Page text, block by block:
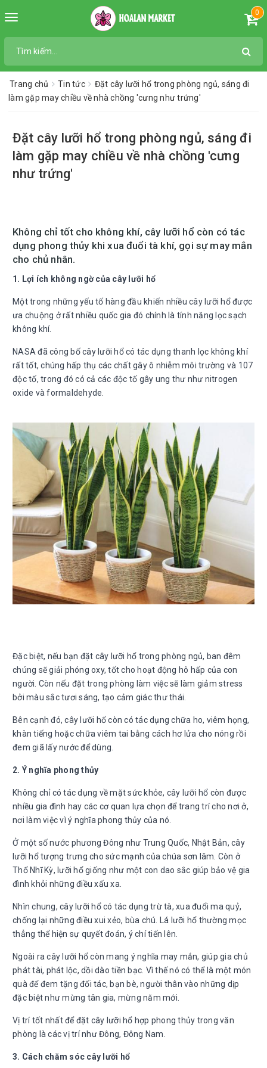
Toggle
0
Trang chủ Tin tức
Đặt cây lưỡi hổ trong phòng ngủ, sáng đi
làm gặp may chiều về nhà chồng 'cưng như trứng'
Đặt cây lưỡi hổ trong phòng ngủ, sáng đi
làm gặp may chiều về nhà chồng 'cưng
như trứng'
Không chỉ tốt cho không khí, cây lưỡi hổ còn có tác
dụng phong thủy khi xua đuổi tà khí, gọi sự may mắn
cho chủ nhân.
1. Lợi ích không ngờ của cây lưỡi hổ
Một trong những yếu tố hàng đầu khiến nhiều cây lưỡi hổ được
ưa chuộng ở rất nhiều quốc gia đó chính là tính năng lọc sạch
không khí.
NASA đã công bố cây lưỡi hổ có tác dụng thanh lọc không khí
rất tốt, chúng hấp thụ các chất gây ô nhiễm môi trường và 107
độc tố, trong đó có cả các độc tố gây ung thư như nitrogen
oxide và formaldehyde.
Đặc biệt, nếu bạn đặt cây lưỡi hổ trong phòng ngủ, ban đêm
chúng sẽ giải phóng oxy, tốt cho hoạt động hô hấp của con
người. Còn nếu đặt trong phòng làm việc sẽ làm giảm stress
bởi màu sắc tươi sáng, tạo cảm giác thư thái.
Bên cạnh đó, cây lưỡi hổ còn có tác dụng chữa ho, viêm họng,
khàn tiếng hoặc chữa viêm tai bằng cách hơ lửa cho nóng rồi
đem giã lấy nước để dùng.
2. Ý nghĩa phong thủy
Không chỉ có tác dụng về mặt sức khỏe, cây lưỡi hổ còn được
nhiều gia đình hay các cơ quan lựa chọn để trang trí cho nơi ở,
nơi làm việc vì ý nghĩa phong thủy của nó.
Ở một số nước phương Đông như Trung Quốc, Nhật Bản, cây
lưỡi hổ tượng trưng cho sức mạnh của chúa sơn lâm. Còn ở
Thổ Nhĩ Kỳ, lưỡi hổ giống như một con dao sắc giúp bảo vệ gia
đình khỏi những điều xấu xa.
Nhìn chung, cây lưỡi hổ có tác dụng trừ tà, xua đuổi ma quỷ,
chống lại những điều xui xẻo, bùa chú. Lá lưỡi hổ thường mọc
thẳng thể hiện sự quyết đoán, ý chí tiến lên.
Ngoài ra cây lưỡi hổ còn mang ý nghĩa may mắn, giúp gia chủ
phát tài, phát lộc, dồi dào tiền bạc. Vì thế nó có thể là một món
quà để đem tặng đối tác, bạn bè, người thân vào những dịp
đặc biệt như mừng tân gia, mừng năm mới.
Vị trí tốt nhất để đặt cây lưỡi hổ hợp phong thủy trong văn
phòng là các vị trí như Đông, Đông Nam.
3. Cách chăm sóc cây lưỡi hổ